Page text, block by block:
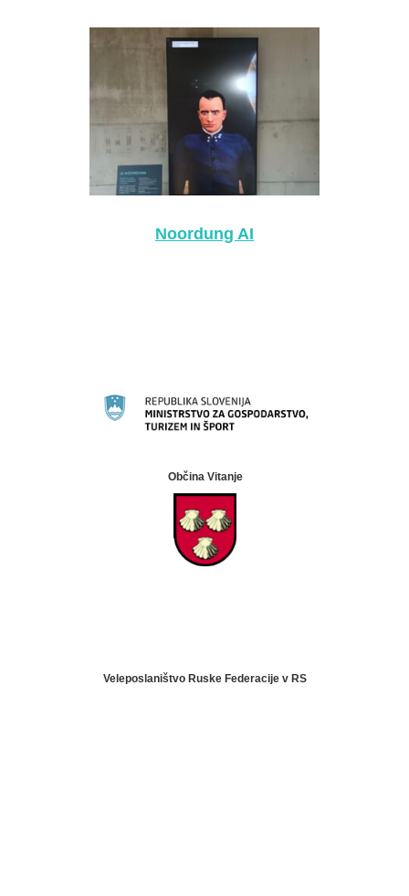
Noordung AI
Občina Vitanje
Veleposlaništvo Ruske Federacije v RS